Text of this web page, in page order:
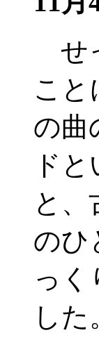
せ
こと
の曲
ド
と
のひ
っく
した